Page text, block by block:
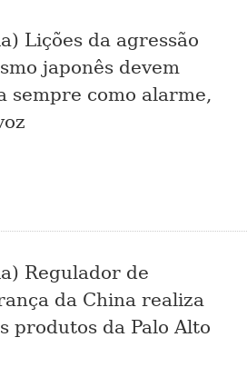
Lições da agressão
japonês devem
sempre como alarme,
Regulador de
da China realiza
produtos da Palo Alto